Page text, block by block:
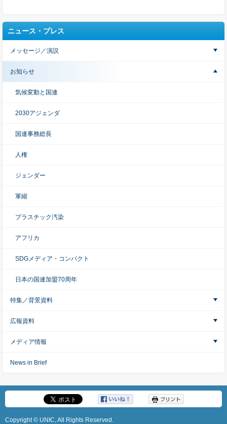
ニュース・プレス
メッセージ／演説
お知らせ
気候変動と国連
2030アジェンダ
国連事務総長
人権
ジェンダー
軍縮
プラスチック汚染
アフリカ
SDGメディア・コンパクト
日本の国連加盟70周年
特集／背景資料
広報資料
メディア情報
News in Brief
Copyright © UNIC, All Rights Reserved.